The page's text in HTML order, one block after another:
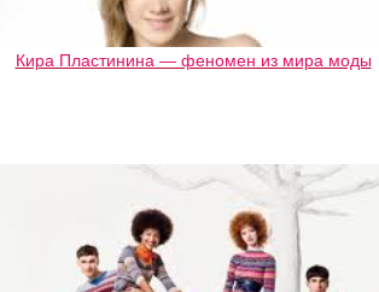
Кира Пластинина — феномен из мира моды